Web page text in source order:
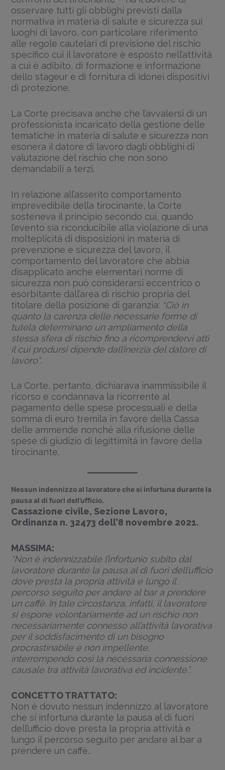
osservare tutti gli obblighi previsti dalla
normativa in materia di salute e sicurezza sui
luoghi di lavoro, con particolare riferimento
alle regole cautelari di previsione del rischio
specifico cui il lavoratore è esposto nell’attività
a cui è adibito, di formazione e informazione
dello stageur e di fornitura di idonei dispositivi
di protezione.
La Corte precisava anche che l’avvalersi di un
professionista incaricato della gestione delle
tematiche in materia di salute e sicurezza non
esonera il datore di lavoro dagli obblighi di
valutazione del rischio che non sono
demandabili a terzi.
In relazione all’asserito comportamento
imprevedibile della tirocinante, la Corte
sosteneva il principio secondo cui, quando
l’evento sia riconducibile alla violazione di una
molteplicità di disposizioni in materia di
prevenzione e sicurezza del lavoro, il
comportamento del lavoratore che abbia
disapplicato anche elementari norme di
sicurezza non può considerarsi eccentrico o
esorbitante dall’area di rischio propria del
titolare della posizione di garanzia: “Ciò in
quanto la carenza delle necessarie forme di
tutela determinano un ampliamento della
stessa sfera di rischio fino a ricomprendervi atti
il cui prodursi dipende dall’inerzia del datore di
lavoro”.
La Corte, pertanto, dichiarava inammissibile il
ricorso e condannava la ricorrente al
pagamento delle spese processuali e della
somma di euro tremila in favore della Cassa
delle ammende nonché alla rifusione delle
spese di giudizio di legittimità in favore della
tirocinante.
Nessun indennizzo al lavoratore che si infortuna durante la
pausa al di fuori dell’ufficio.
Cassazione civile, Sezione Lavoro,
Ordinanza n. 32473 dell’8 novembre 2021.
MASSIMA:
“Non è indennizzabile l’infortunio subito dal
lavoratore durante la pausa al di fuori dell’ufficio
dove presta la propria attività e lungo il
percorso seguito per andare al bar a prendere
un caffè. In tale circostanza, infatti, il lavoratore
si espone volontariamente ad un rischio non
necessariamente connesso all’attività lavorativa
per il soddisfacimento di un bisogno
procrastinabile e non impellente,
interrompendo così la necessaria connessione
causale tra attività lavorativa ed incidente.”.
CONCETTO TRATTATO:
Non è dovuto nessun indennizzo al lavoratore
che si infortuna durante la pausa al di fuori
dell’ufficio dove presta la propria attività e
lungo il percorso seguito per andare al bar a
prendere un caffè..